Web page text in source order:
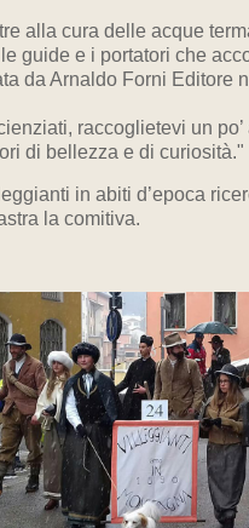
alla cura delle acque
guide e i portatori che
da Arnaldo Forni
raccoglietevi un
di bellezza e di curiosità."
in abiti d’epoca
la comitiva.